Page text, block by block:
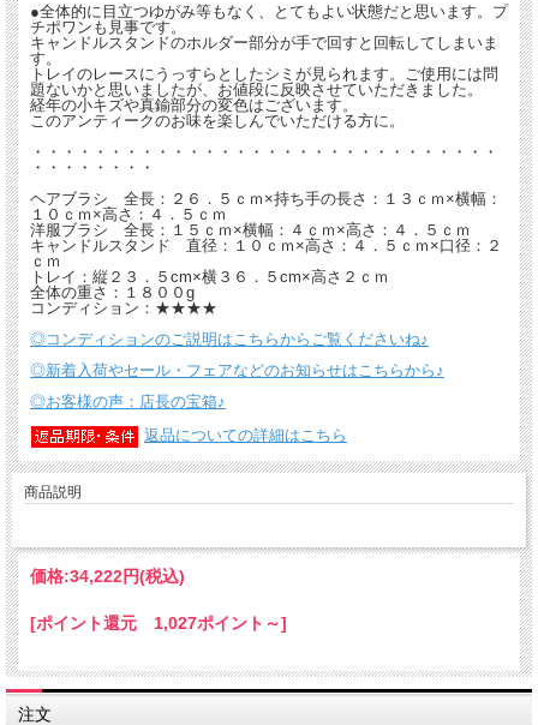
●全体的に目立つゆがみ等もなく、とてもよい状態だと思います。プ
チポワンも見事です。
キャンドルスタンドのホルダー部分が手で回すと回転してしまいま
す。
トレイのレースにうっすらとしたシミが見られます。ご使用には問
題ないかと思いましたが、お値段に反映させていただきました。
経年の小キズや真鍮部分の変色はございます。
このアンティークのお味を楽しんでいただける方に。
・・・・・・・・・・・・・・・・・・・・・・・・・・・・・・
・・・・・・・・
ヘアブラシ 全長：２６．５ｃｍ×持ち手の長さ：１３ｃｍ×横幅：
１０ｃｍ×高さ：４．５ｃｍ
洋服ブラシ 全長：１５ｃｍ×横幅：４ｃｍ×高さ：４．５ｃｍ
キャンドルスタンド 直径：１０ｃｍ×高さ：４．５ｃｍ×口径：２
ｃｍ
トレイ：縦２３．５cm×横３６．５cm×高さ２ｃｍ
全体の重さ：１８００g
コンディション：★★★★
◎コンディションのご説明はこちらからご覧くださいね♪
◎新着入荷やセール・フェアなどのお知らせはこちらから♪
◎お客様の声：店長の宝箱♪
返品についての詳細はこちら
商品説明
価格:34,222円(税込)
[ポイント還元 1,027ポイント～]
注文